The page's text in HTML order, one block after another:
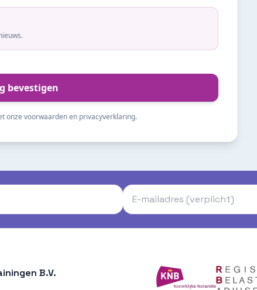
bevestigen
onze voorwaarden en privacyverklaring.
B.V.